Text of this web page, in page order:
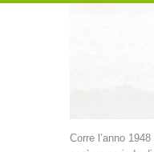
Corre l’anno